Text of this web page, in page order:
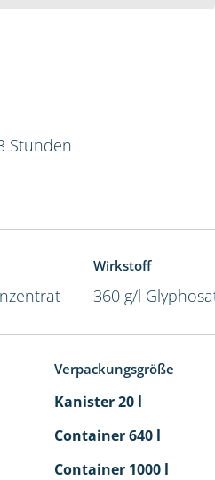
Stunden
Wirkstoff
360 g/l
Verpackungsgröße
Kanister 20 l
Container 640 l
Container 1000 l